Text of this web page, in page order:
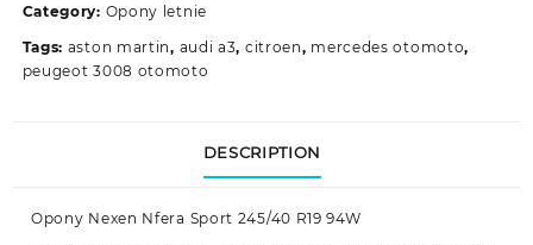
Category: Opony letnie
Tags: aston martin, audi a3, citroen, mercedes otomoto,
peugeot 3008 otomoto
DESCRIPTION
Opony Nexen Nfera Sport 245/40 R19 94W